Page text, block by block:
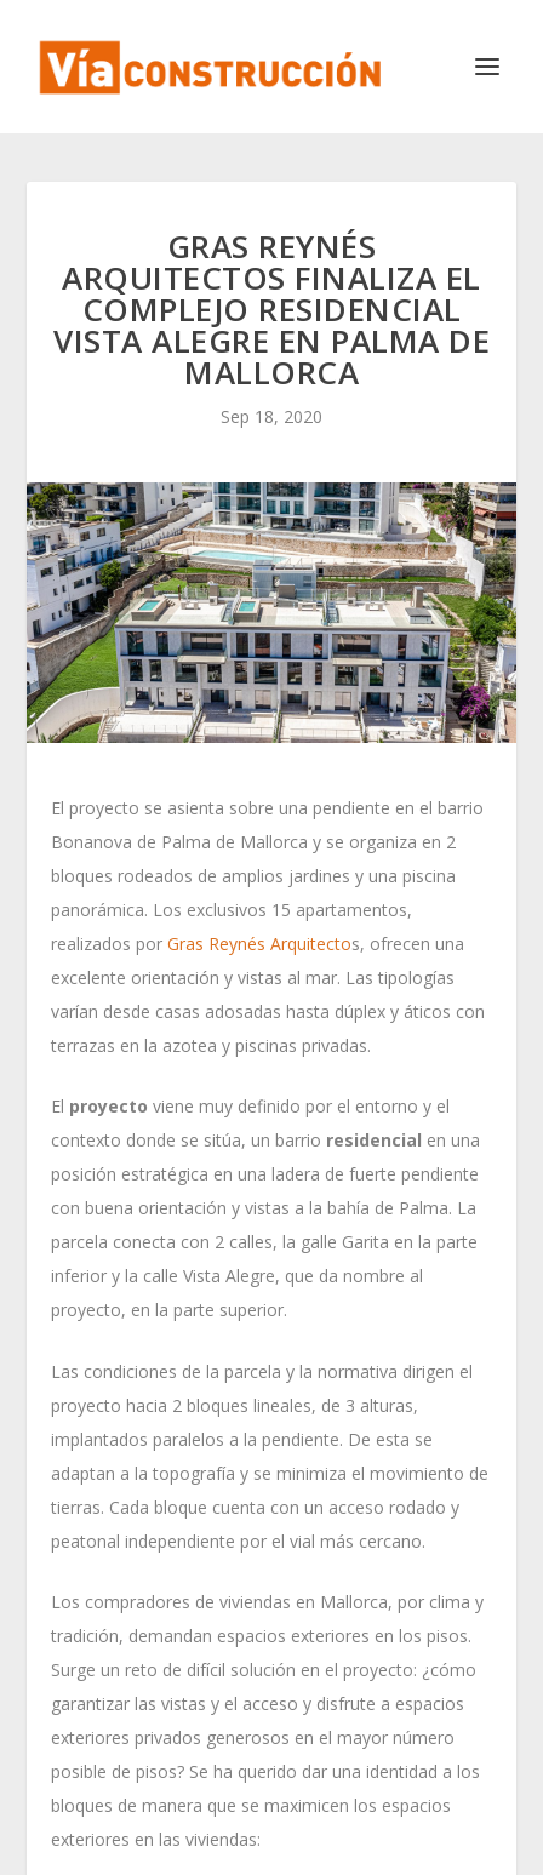
GRAS REYNÉS
ARQUITECTOS FINALIZA EL
COMPLEJO RESIDENCIAL
VISTA ALEGRE EN PALMA DE
MALLORCA
Sep 18, 2020
El proyecto se asienta sobre una pendiente en el barrio
Bonanova de Palma de Mallorca y se organiza en 2
bloques rodeados de amplios jardines y una piscina
panorámica. Los exclusivos 15 apartamentos,
realizados porGras Reynés Arquitectos, ofrecen una
excelente orientación y vistas al mar. Las tipologías
varían desde casas adosadas hasta dúplex y áticos con
terrazas en la azotea y piscinas privadas.
El proyecto viene muy definido por el entorno y el
contexto donde se sitúa, un barrio residencial en una
posición estratégica en una ladera de fuerte pendiente
con buena orientación y vistas a la bahía de Palma. La
parcela conecta con 2 calles, la galle Garita en la parte
inferior y la calle Vista Alegre, que da nombre al
proyecto, en la parte superior.
Las condiciones de la parcela y la normativa dirigen el
proyecto hacia 2 bloques lineales, de 3 alturas,
implantados paralelos a la pendiente. De esta se
adaptan a la topografía y se minimiza el movimiento de
tierras. Cada bloque cuenta con un acceso rodado y
peatonal independiente por el vial más cercano.
Los compradores de viviendas en Mallorca, por clima y
tradición, demandan espacios exteriores en los pisos.
Surge un reto de difícil solución en el proyecto: ¿cómo
garantizar las vistas y el acceso y disfrute a espacios
exteriores privados generosos en el mayor número
posible de pisos? Se ha querido dar una identidad a los
bloques de manera que se maximicen los espacios
exteriores en las viviendas: